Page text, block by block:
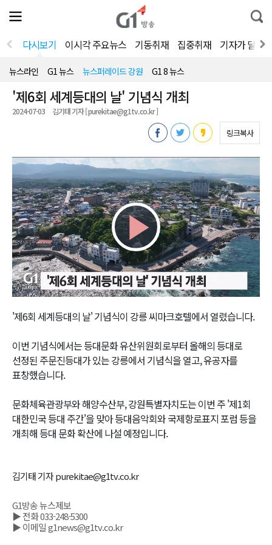
전
체
뉴
열
통
합
색
다시보기 이시각 주요뉴스 기동취재 집중취재 기자가 달려
뉴스라인 G1 뉴스 뉴스퍼레이드 강원 G1 8 뉴스
'제6회 세계등대의 날' 기념식 개최
2024-07-03 김기태 기자 [ purekitae@g1tv.co.kr ]
링크복사
Play
Video
'제6회 세계등대의 날' 기념식이 강릉 씨마크호텔에서 열렸습니다.
이번 기념식에서는 등대문화 유산위원회로부터 올해의 등대로
선정된 주문진등대가 있는 강릉에서 기념식을 열고, 유공자를
표창했습니다.
문화체육관광부와 해양수산부, 강원특별자치도는 이번 주 '제1회
대한민국 등대 주간'을 맞아 등대음악회와 국제항로표지 포럼 등을
개최해 등대 문화 확산에 나설 예정입니다.
김기태 기자 purekitae@g1tv.co.kr
G1방송 뉴스제보
▶ 전화 033-248-5300
▶ 이메일 g1news@g1tv.co.kr